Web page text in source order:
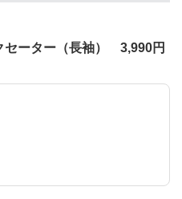
セーター（長袖） 3,990円